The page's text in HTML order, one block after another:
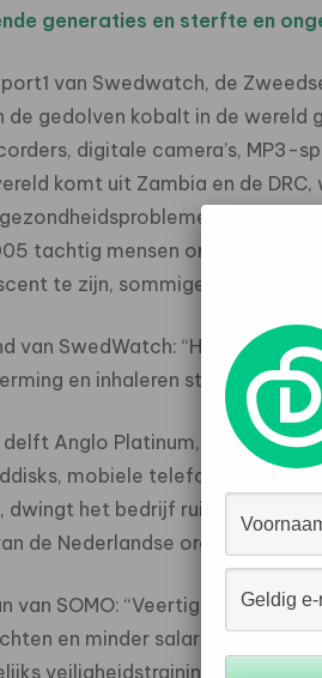
generaties en sterfte en
van Swedwatch, de
de gedolven kobalt in de
digitale camera’s, MP3-
komt uit Zambia en de
tachtig mensen om in de
te zijn, sommigen pas zeven
van SwedWatch: “Hun
en inhaleren stof van
Anglo Platinum, ’s werelds
mobiele telefoons en
dwingt het bedrijf ruim 17.000
de Nederlandse organisatie
van SOMO: “Veertig procent
en minder salaris dan de
veiligheidstraining.”